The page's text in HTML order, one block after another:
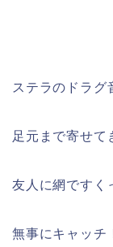
ステラのドラグ
足元まで寄せて
友人に網ですく
無事にキャッチ